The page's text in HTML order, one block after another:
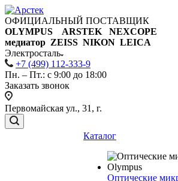
ОФИЦИАЛЬНЫЙ ПОСТАВЩИК
OLYMPUS ARSTEK NEXCOPE
медиатор ZEISS NIKON LEICA
Электросталь
+7 (499) 112-333-9
Пн. – Пт.: с 9:00 до 18:00
Заказать звонок
Первомайская ул., 31, г.
Каталог
Оптические